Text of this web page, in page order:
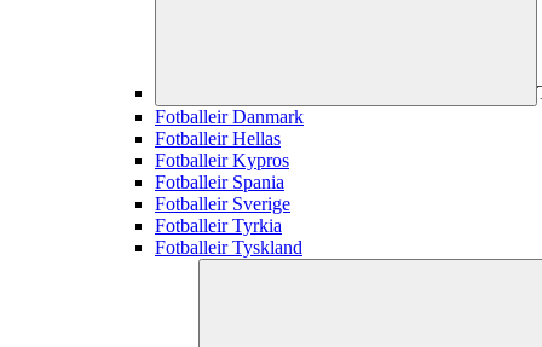
Fotballeir Danmark
Fotballeir Hellas
Fotballeir Kypros
Fotballeir Spania
Fotballeir Sverige
Fotballeir Tyrkia
Fotballeir Tyskland